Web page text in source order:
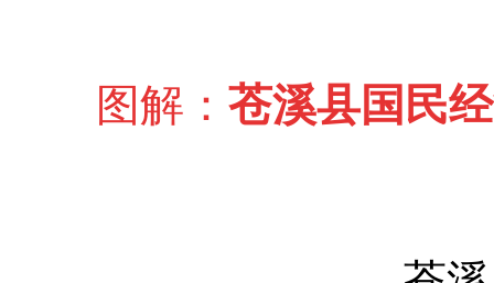
图解： 苍溪县国民